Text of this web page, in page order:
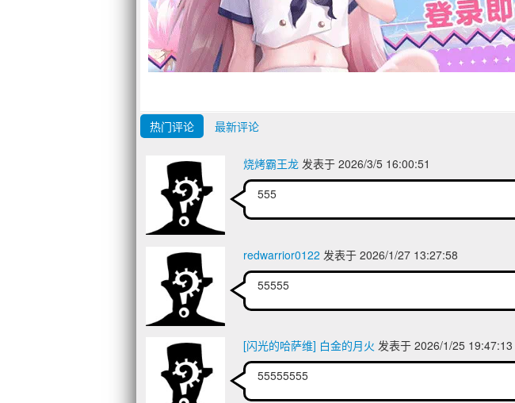
热门评论 最新评论
烧烤霸王龙发表于 2026/3/5 16:00:51
555
redwarrior0122 发表于 2026/1/27 13:27:58
55555
[闪光的哈萨维] 白金的月火 发表于 2026/1/25 19:47:13
55555555